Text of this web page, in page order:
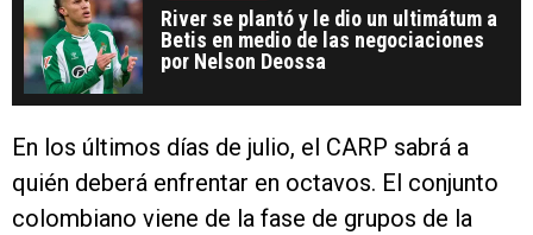
River se plantó y le dio un ultimátum a
Betis en medio de las negociaciones
por Nelson Deossa
En los últimos días de julio, el CARP sabrá a
quién deberá enfrentar en octavos. El conjunto
colombiano viene de la fase de grupos de la